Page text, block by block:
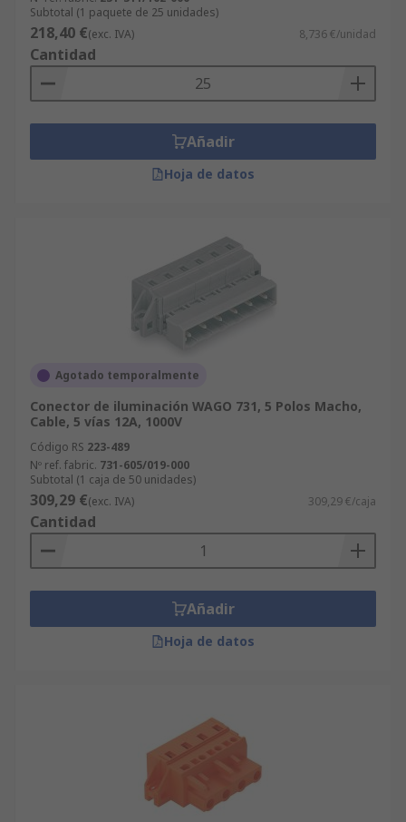
están diseñadas para conectar varios conectores
a una única conexión de alimentación. Sencillas y
fáciles de utilizar, estas unidades de distribución
están normalmente protegidas contra entrada
ambiental para garantizar la idoneidad al aire
libre.Protección contra tironesMuchos de los
conectores de iluminación se suministran con
protección contra tirones integrada, lo que
significa que el conector evita el tirón de su
garantiza una vida útil sana para la conexión de
Subtotal (1 paquete de 25 unidades)
218,40 €(exc. IVA) 8,736 €/unidad
Cantidad
Añadir
Hoja de datos
Agotado temporalmente
Conector de iluminación WAGO 731, 5 Polos Macho,
Cable, 5 vías 12A, 1000V
Código RS 223-489
Nº ref. fabric. 731-605/019-000
Subtotal (1 caja de 50 unidades)
309,29 €(exc. IVA) 309,29 €/caja
Cantidad
Añadir
Hoja de datos